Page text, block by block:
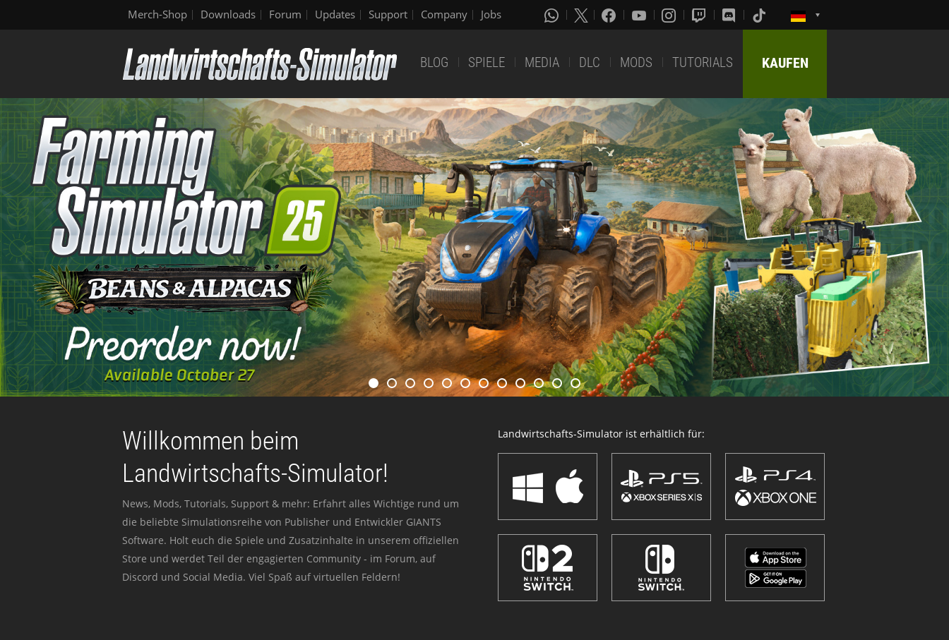
Merch-Shop Downloads Forum Updates Support Company Jobs
BLOG SPIELE MEDIA DLC MODS TUTORIALS KAUFEN
Willkommen beim
Landwirtschafts-Simulator!
News, Mods, Tutorials, Support & mehr: Erfahrt alles Wichtige rund um
die beliebte Simulationsreihe von Publisher und Entwickler GIANTS
Software. Holt euch die Spiele und Zusatzinhalte in unserem offiziellen
Store und werdet Teil der engagierten Community - im Forum, auf
Discord und Social Media. Viel Spaß auf virtuellen Feldern!
Landwirtschafts-Simulator ist erhältlich für: